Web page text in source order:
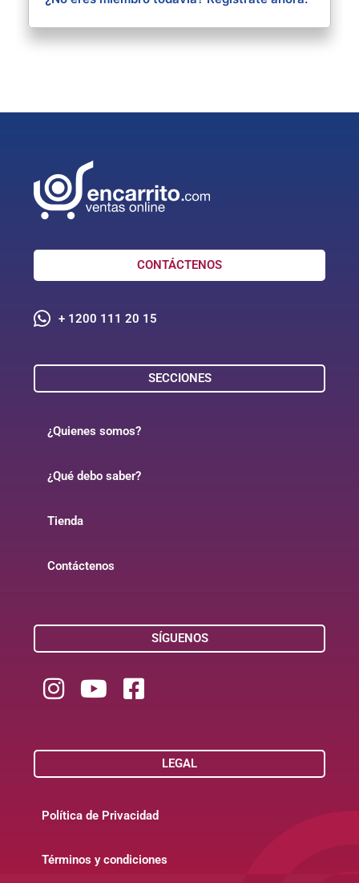
CONTÁCTENOS
+ 1200 111 20 15
SECCIONES
¿Quienes somos?
¿Qué debo saber?
Tienda
Contáctenos
SÍGUENOS
LEGAL
Política de Privacidad
Términos y condiciones